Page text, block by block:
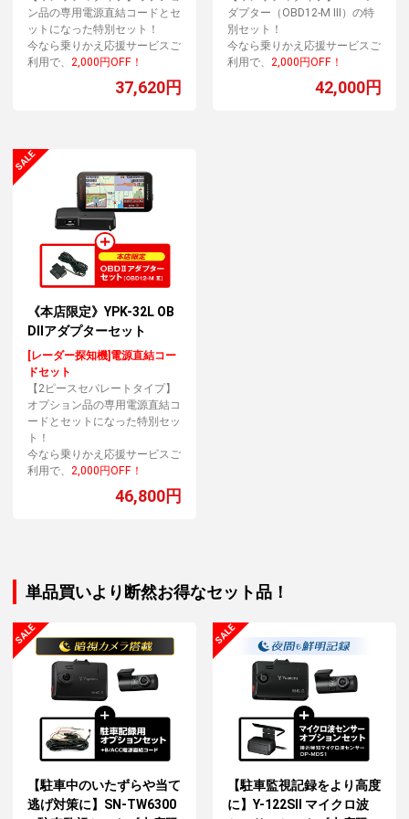
ン品の専用電源直結コードとセ
ットになった特別セット！
今なら乗りかえ応援サービスご
利用で、2,000円OFF！
37,620円
ダプター（OBD12-M Ⅲ）の特
別セット！
今なら乗りかえ応援サービスご
利用で、2,000円OFF！
42,000円
《本店限定》YPK-32L OB
DIIアダプターセット
[レーダー探知機]電源直結コー
ドセット
【2ピースセパレートタイプ】
オプション品の専用電源直結コ
ードとセットになった特別セッ
ト！
今なら乗りかえ応援サービスご
利用で、2,000円OFF！
46,800円
単品買いより断然お得なセット品！
【駐車中のいたずらや当て
逃げ対策に】SN-TW6300
【駐車監視記録をより高度
に】Y-122SⅡ マイクロ波